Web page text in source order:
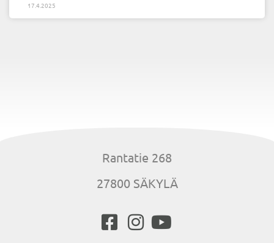
17.4.2025
Rantatie 268
27800 SÄKYLÄ